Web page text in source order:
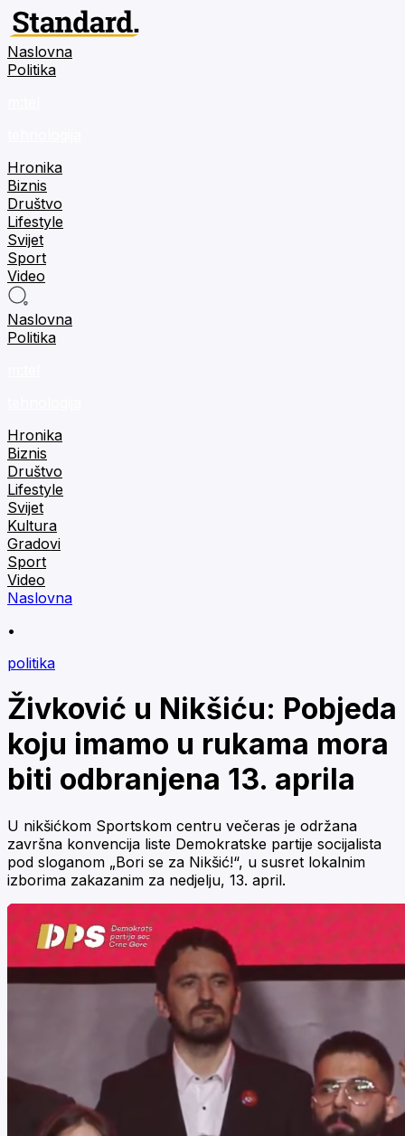
Naslovna
Politika
Hronika
Biznis
Društvo
Lifestyle
Svijet
Sport
Video
Naslovna
Politika
Hronika
Biznis
Društvo
Lifestyle
Svijet
Kultura
Gradovi
Sport
Video
Naslovna
•
politika
Živković u Nikšiću: Pobjeda
koju imamo u rukama mora
biti odbranjena 13. aprila
U nikšićkom Sportskom centru večeras je održana
završna konvencija liste Demokratske partije socijalista
pod sloganom „Bori se za Nikšić!“, u susret lokalnim
izborima zakazanim za nedjelju, 13. april.